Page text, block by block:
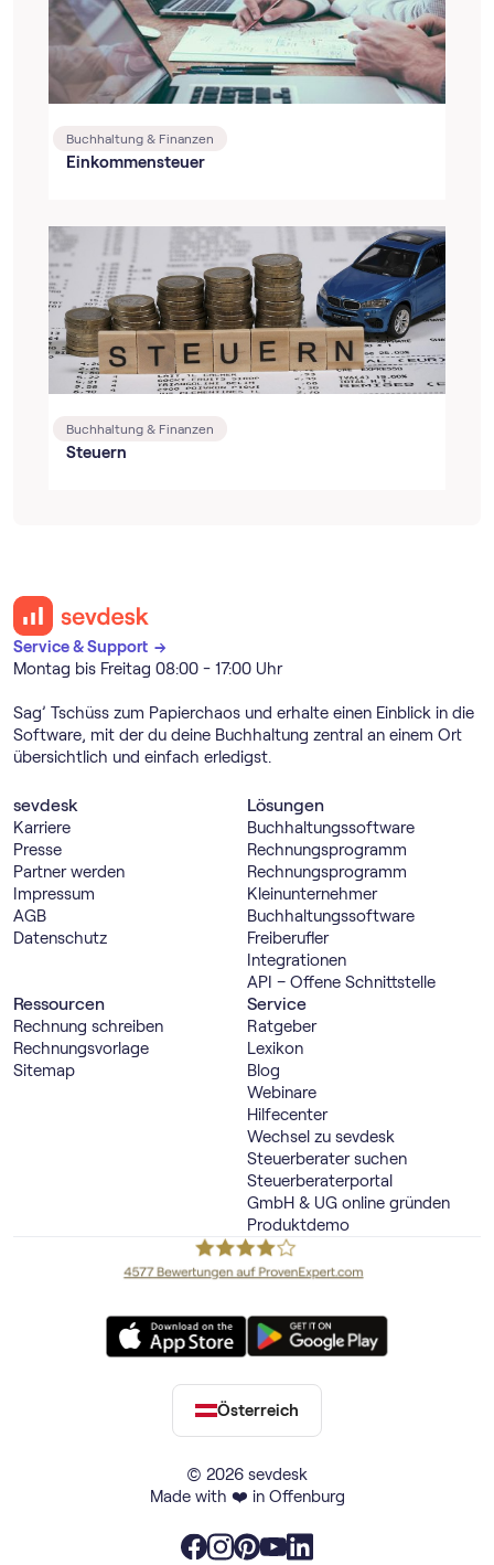
Buchhaltung & Finanzen
Einkommensteuer
Buchhaltung & Finanzen
Steuern
Service & Support →
Montag bis Freitag 08:00 - 17:00 Uhr
Sag’ Tschüss zum Papierchaos und erhalte einen Einblick in die
Software, mit der du deine Buchhaltung zentral an einem Ort
übersichtlich und einfach erledigst.
sevdesk
Karriere
Presse
Partner werden
Impressum
AGB
Datenschutz
Lösungen
Buch­haltungs­software
Rechnungs­programm
Rechnungs­programm
Kleinunternehmer
Buch­haltungs­software
Freiberufler
Integrationen
API – Offene Schnittstelle
Ressourcen
Rechnung schreiben
Rechnungsvorlage
Sitemap
Service
Ratgeber
Lexikon
Blog
Webinare
Hilfecenter
Wechsel zu sevdesk
Steuerberater suchen
Steuerberaterportal
GmbH & UG online gründen
Produktdemo
© 2026 sevdesk
Made with ❤️ in Offenburg
Österreich